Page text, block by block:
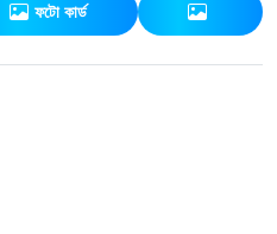
ফটো কার্ড